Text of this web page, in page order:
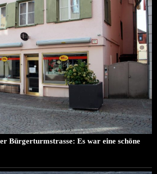
Bürgerturmstrasse: Es war eine schöne